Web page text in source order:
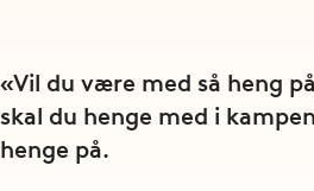
«Vil du være med så heng
skal du henge med i
henge på.